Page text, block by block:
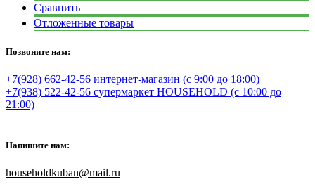
Сравнить
Отложенные товары
Позвоните нам:
+7(928) 662-42-56 интернет-магазин (с 9:00 до 18:00)
+7(938) 522-42-56 супермаркет HOUSEHOLD (с 10:00 до
21:00)
Напишите нам:
householdkuban@mail.ru